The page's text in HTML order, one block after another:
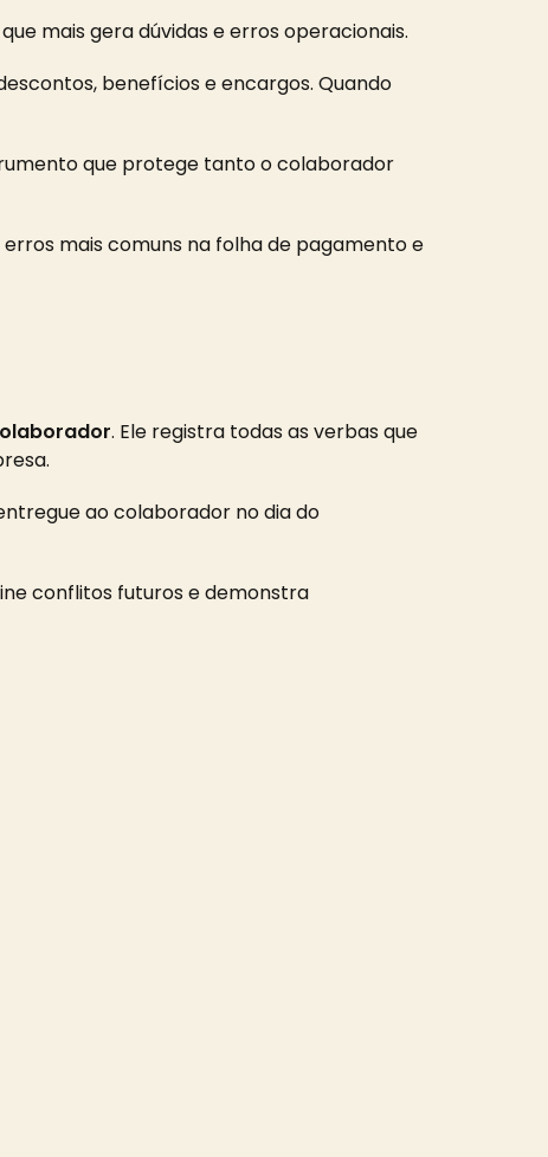
mais gera dúvidas e erros operacionais.
benefícios e encargos. Quando
que protege tanto o colaborador
mais comuns na folha de pagamento e
. Ele registra todas as verbas que
ao colaborador no dia do
conflitos futuros e demonstra